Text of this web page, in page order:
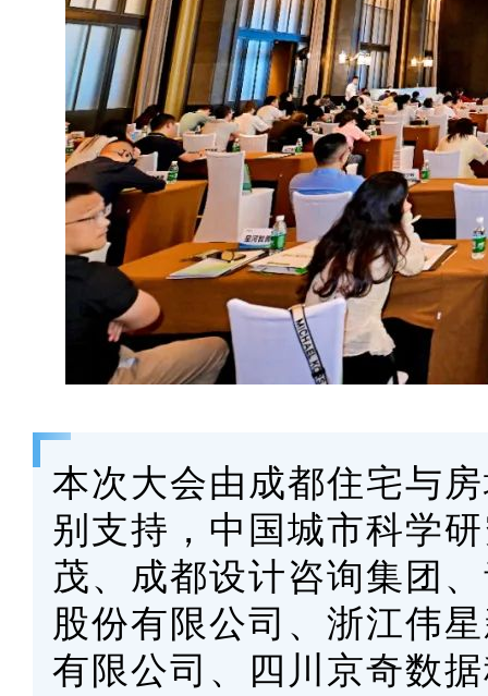
本次大会由成都住宅与
别支持，中国城市科学
茂、成都设计咨询集团
股份有限公司、浙江伟
有限公司、四川京奇数